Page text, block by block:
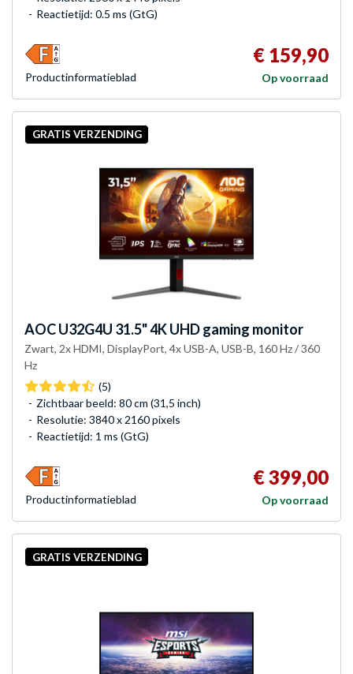
Reactietijd: 0.5 ms (GtG)
€ 159,90
Op voorraad
Product­informatieblad
GRATIS VERZENDING
AOCU32G4U 31.5" 4K UHD gaming monitor
Zwart, 2x HDMI, DisplayPort, 4x USB-A, USB-B, 160 Hz / 360
Hz
(5)
Zichtbaar beeld: 80 cm (31,5 inch)
Resolutie: 3840 x 2160 pixels
Reactietijd: 1 ms (GtG)
€ 399,00
Op voorraad
Product­informatieblad
GRATIS VERZENDING